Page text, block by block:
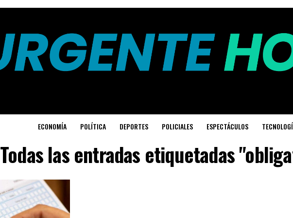
ECONOMÍA POLÍTICA DEPORTES POLICIALES ESPECTÁCULOS
Todas las entradas etiquetadas